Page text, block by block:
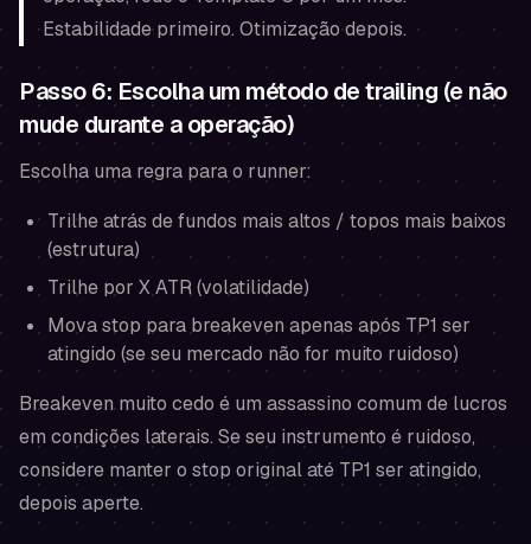
Estabilidade primeiro. Otimização depois.
Passo 6: Escolha um método de trailing (e não
mude durante a operação)
Escolha uma regra para o runner:
Trilhe atrás de fundos mais altos / topos mais baixos
(estrutura)
Trilhe por X ATR (volatilidade)
Mova stop para breakeven apenas após TP1 ser
atingido (se seu mercado não for muito ruidoso)
Breakeven muito cedo é um assassino comum de lucros
em condições laterais. Se seu instrumento é ruidoso,
considere manter o stop original até TP1 ser atingido,
depois aperte.